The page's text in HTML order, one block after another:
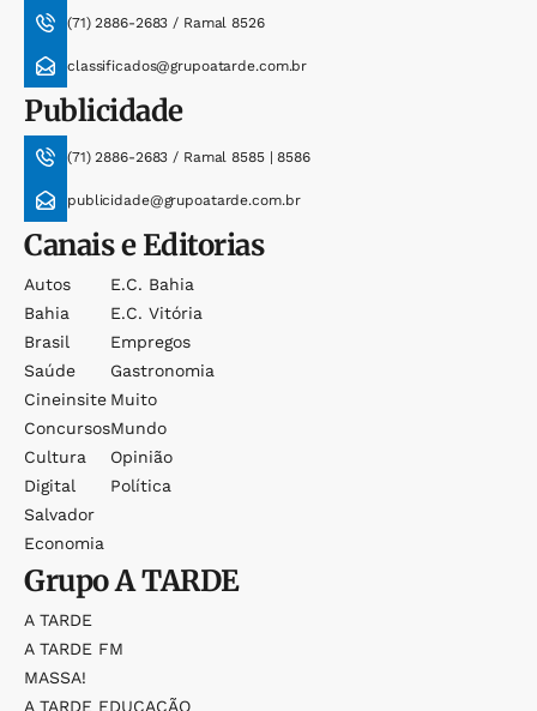
(71) 2886-2683 / Ramal 8526
classificados@grupoatarde.com.br
Publicidade
(71) 2886-2683 / Ramal 8585 | 8586
publicidade@grupoatarde.com.br
Canais e Editorias
Autos
Bahia
Brasil
Saúde
Cineinsite
Concursos
Cultura
Digital
Salvador
Economia
E.c. Bahia
E.c. Vitória
Empregos
Gastronomia
Muito
Mundo
Opinião
Política
GrupoA TARDE
A TARDE
A TARDE FM
MASSA!
A TARDE EDUCAÇÃO